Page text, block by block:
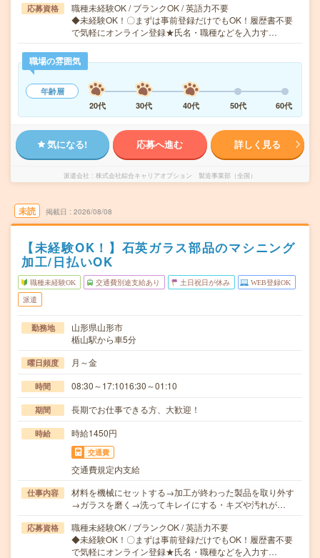
応募資格
職種未経験OK / ブランクOK / 英語力不要
◆未経験OK！〇まずは事前登録だけでもOK！履歴書不要
で気軽にオンライン登録★氏名・職種などを入力す…
職場の雰囲気
年齢層
20代
30代 40代 50代 60代
気になる! 応募へ進む 詳しく見る
派遣会社 株式会社綜合キャリアオプション 製造事業部（全国）
未読 掲載日 2026/08/08
【未経験OK！】石英ガラス部品のマシニング
加工/日払いOK
職種未経験OK 交通費別途支給あり 土日祝日が休み WEB登録OK
派遣
勤務地
山形県山形市
楯山駅から車5分
曜日頻度 月～金
時間 08:30～17:1016:30～01:10
期間 長期でお仕事できる方、大歓迎！
時給 時給1450円
交通費
交通費規定内支給
仕事内容
材料を機械にセットする→加工が終わった製品を取り外す
→ガラスを磨く→洗ってキレイにする・キズや汚れが…
応募資格
職種未経験OK / ブランクOK / 英語力不要
◆未経験OK！〇まずは事前登録だけでもOK！履歴書不要
で気軽にオンライン登録★氏名・職種などを入力す…